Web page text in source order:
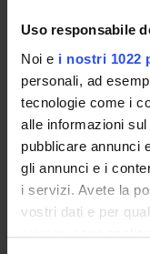
Uso responsabile
Noi e i nostri 1022
personali, ad
tecnologie come i
alle informazioni
pubblicare annunci
gli annunci e i
i servizi. Avete la
vostri dati e per
privacy sono
RESEARCH AREAS
Economia
Agricultural and
ACTIVITIES